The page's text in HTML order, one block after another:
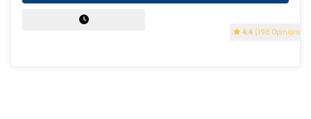
4.4 (198 Opinions)